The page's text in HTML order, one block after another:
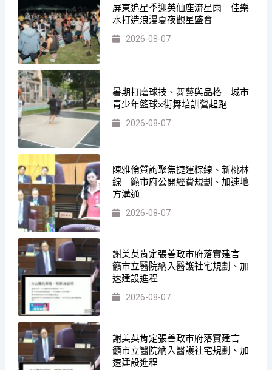
屏東追星季迎英仙座流星雨 佳樂
水打造浪漫夏夜觀星盛會
2026-08-07
暑期打磨球技、舞藝與品格 城市
青少年籃球×街舞培訓營起跑
2026-08-07
陳雅倫質詢聚焦捷運棕線、新桃林
線 籲市府公開經費規劃、加速地
方溝通
2026-08-07
謝美英肯定張善政市府落實建言
籲市立醫院納入醫護社宅規劃、加
速建設進程
2026-08-07
謝美英肯定張善政市府落實建言
籲市立醫院納入醫護社宅規劃、加
速建設進程